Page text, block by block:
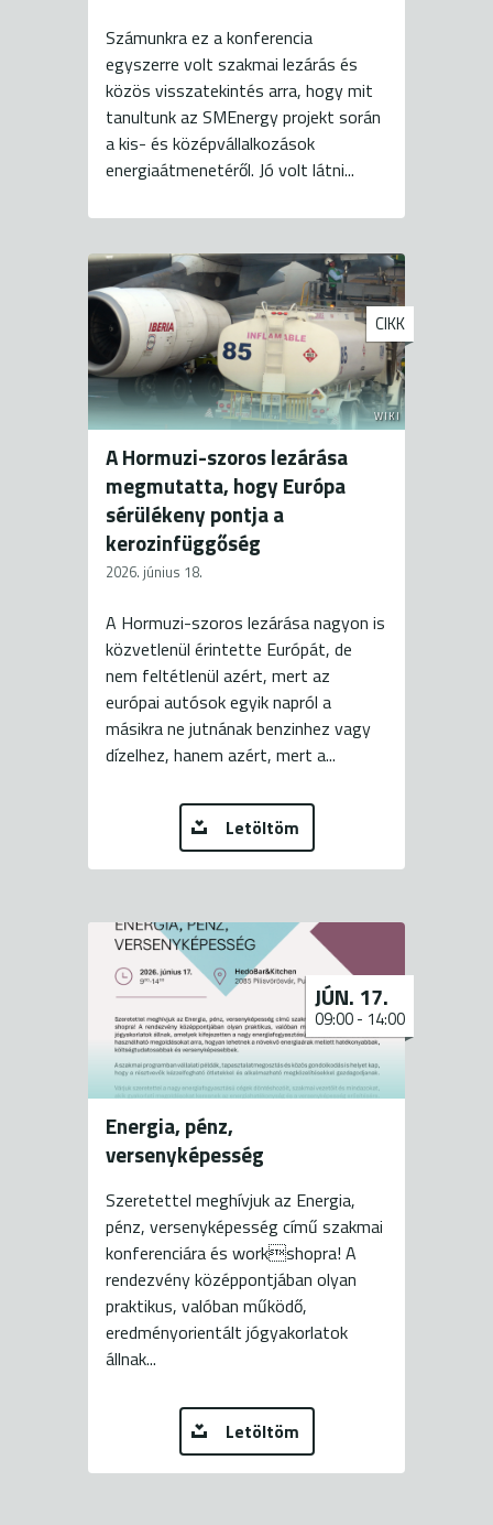
Számunkra ez a konferencia
egyszerre volt szakmai lezárás és
közös visszatekintés arra, hogy mit
tanultunk az SMEnergy projekt során
a kis- és középvállalkozások
energiaátmenetéről. Jó volt látni...
WIKI
CIKK
A Hormuzi-szoros lezárása
megmutatta, hogy Európa
sérülékeny pontja a
kerozinfüggőség
2026. június 18.
A Hormuzi-szoros lezárása nagyon is
közvetlenül érintette Európát, de
nem feltétlenül azért, mert az
európai autósok egyik napról a
másikra ne jutnának benzinhez vagy
dízelhez, hanem azért, mert a...
Letöltöm
Energia, pénz,
versenyképesség
JÚN. 17.
09:00- 14:00
Szeretettel meghívjuk az Energia,
pénz, versenyképesség című szakmai
konferenciára és workshopra! A
rendezvény középpontjában olyan
praktikus, valóban működő,
eredményorientált jógyakorlatok
állnak...
Letöltöm